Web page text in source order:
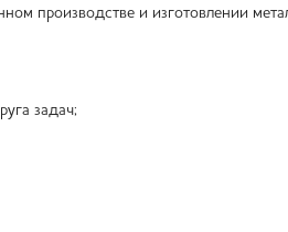
производстве и изготовлении
задач;